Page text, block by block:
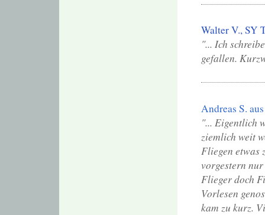
Walter V.,
"... Ich
gefallen.
Andreas S.
"... Eigentlich
ziemlich weit
Fliegen etwas
vorgestern
Flieger doch
Vorlesen
kam zu kurz.